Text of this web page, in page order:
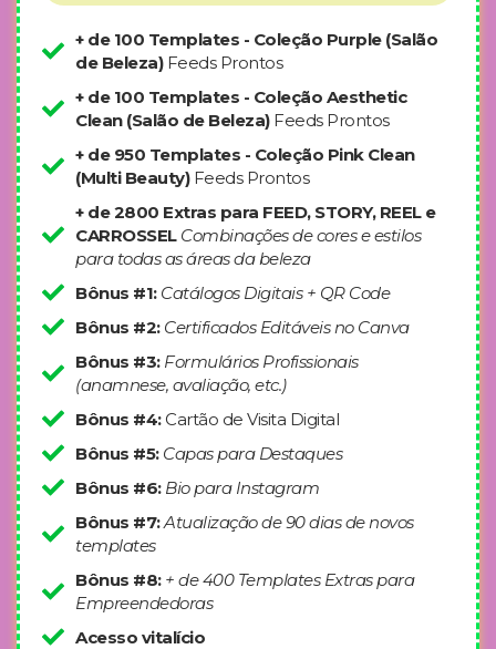
+ de 100 Templates - Coleção Purple (Salão
de Beleza) Feeds Prontos
+ de 100 Templates - Coleção Aesthetic
Clean (Salão de Beleza) Feeds Prontos
+ de 950 Templates - Coleção Pink Clean
(Multi Beauty) Feeds Prontos
+ de 2800 Extras para FEED, STORY, REEL e
CARROSSEL Combinações de cores e estilos
para todas as áreas da beleza
Bônus #1: Catálogos Digitais + QR Code
Bônus #2: Certificados Editáveis no Canva
Bônus #3: Formulários Profissionais
(anamnese, avaliação, etc.)
Bônus #4: Cartão de Visita Digital
Bônus #5: Capas para Destaques
Bônus #6: Bio para Instagram
Bônus #7:Atualização de 90 dias de novos
templates
Bônus #8: + de 400 Templates Extras para
Empreendedoras
Acesso vitalício